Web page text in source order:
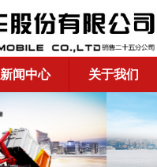
新闻中心 关于我们